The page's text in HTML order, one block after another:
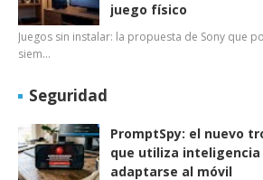
juego físico
Juegos sin instalar: la propuesta de Sony que
siem…
Seguridad
PromptSpy: el nuevo
que utiliza
adaptarse al móvil